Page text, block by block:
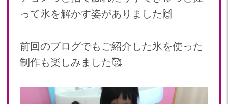
って氷を解かす姿がありました🙌
前回のブログでもご紹介した氷を使った
制作も楽しみました🥰